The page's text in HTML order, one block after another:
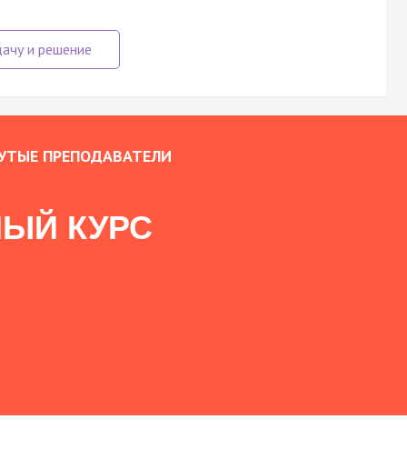
ПРЕПОДАВАТЕЛИ
КУРС